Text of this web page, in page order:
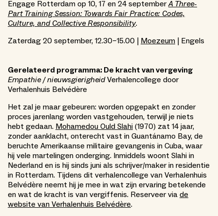
Engage Rotterdam op 10, 17 en 24 septemberA Three-
Part Training Session: Towards Fair Practice: Codes,
Culture, and Collective Responsibility.
Zaterdag 20 september, 12.30–15.00 | Moezeum | Engels
Gerelateerd programma: De kracht van vergeving
Empathie / nieuwsgierigheidVerhalencollege door
Verhalenhuis Belvédère
Het zal je maar gebeuren: worden opgepakt en zonder
proces jarenlang worden vastgehouden, terwijl je niets
hebt gedaan. Mohamedou Ould Slahi (1970) zat 14 jaar,
zonder aanklacht, onterecht vast in Guantánamo Bay, de
beruchte Amerikaanse militaire gevangenis in Cuba, waar
hij vele martelingen onderging. Inmiddels woont Slahi in
Nederland en is hij sinds juni als schrijver/maker in residentie
in Rotterdam. Tijdens dit verhalencollege van Verhalenhuis
Belvédère neemt hij je mee in wat zijn ervaring betekende
en wat de kracht is van vergiffenis. Reserveer via de
website van Verhalenhuis Belvédère.